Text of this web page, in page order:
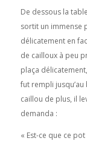
De dessous la
sortit un immense
délicatement en
de cailloux à peu
plaça
fut rempli
caillou de plus, il
demanda :
« Est-ce que ce pot